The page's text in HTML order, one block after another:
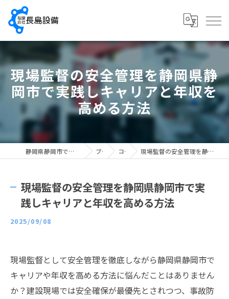
現場監督の安全管理を静岡県静
岡市で実践しキャリアと年収を
高める方法
静岡県静岡市で配管工の求人なら有限会社長島設備 ブログ コラム 現場監督の安全管理を静岡県静岡市で実践しキャリアと年収を高める方法
現場監督の安全管理を静岡県静岡市で実
践しキャリアと年収を高める方法
2025/09/08
現場監督として安全管理を徹底しながら静岡県静岡市で
キャリアや年収を高める方法に悩んだことはありません
か？建設現場では安全確保が最優先とされつつ、事故防